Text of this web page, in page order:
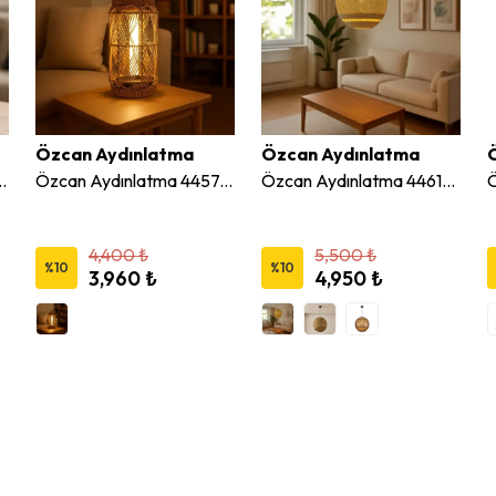
Masa Lambası
Özcan Aydınlatma
Özcan Aydınlatma 4457-S04 Solar Hasır LED Masa Lambası
%10
4,400 ₺
3,960 ₺
Özcan Aydınlatma
Özcan Aydınlatma 4461-17 Tekli Küre Hasır Sarkıt Avize
%10
5,500 ₺
4,950 ₺